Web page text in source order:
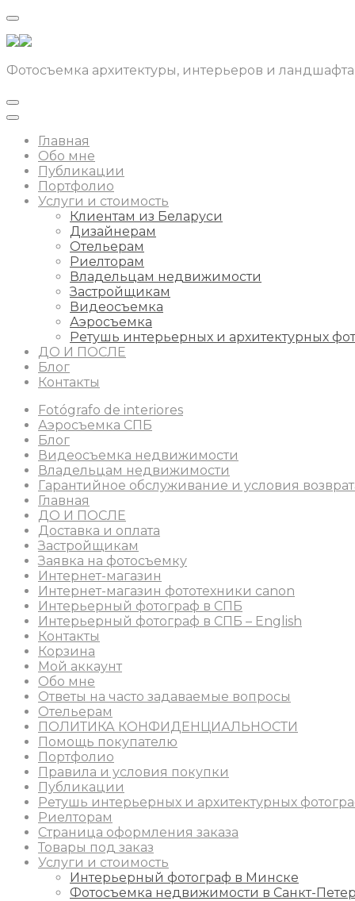
Фотосъемка архитектуры, интерьеров и ландшафта
Главная
Обо мне
Публикации
Портфолио
Услуги и стоимость
Клиентам из Беларуси
Дизайнерам
Отельерам
Риелторам
Владельцам недвижимости
Застройщикам
Видеосъемка
Аэросъемка
Ретушь интерьерных и архитектурных
ДО И ПОСЛЕ
Блог
Контакты
Fotógrafo de interiores
Аэросъемка СПБ
Блог
Видеосъемка недвижимости
Владельцам недвижимости
Гарантийное обслуживание и условия
Главная
ДО И ПОСЛЕ
Доставка и оплата
Застройщикам
Заявка на фотосъемку
Интернет-магазин
Интернет-магазин фототехники canon
Интерьерный фотограф в СПБ
Интерьерный фотограф в СПБ – English
Контакты
Корзина
Мой аккаунт
Обо мне
Ответы на часто задаваемые вопросы
Отельерам
ПОЛИТИКА КОНФИДЕНЦИАЛЬНОСТИ
Помощь покупателю
Портфолио
Правила и условия покупки
Публикации
Ретушь интерьерных и архитектурных
Риелторам
Страница оформления заказа
Товары под заказ
Услуги и стоимость
Интерьерный фотограф в Минске
Фотосъемка недвижимости в Санкт-